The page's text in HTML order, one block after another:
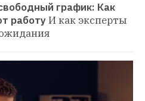
график: Как
работуИ как эксперты